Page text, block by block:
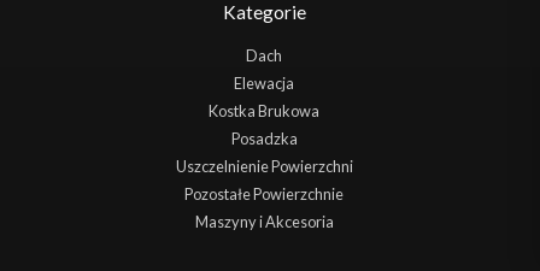
Kategorie
Dach
Elewacja
Kostka Brukowa
Posadzka
Uszczelnienie Powierzchni
Pozostałe Powierzchnie
Maszyny i Akcesoria